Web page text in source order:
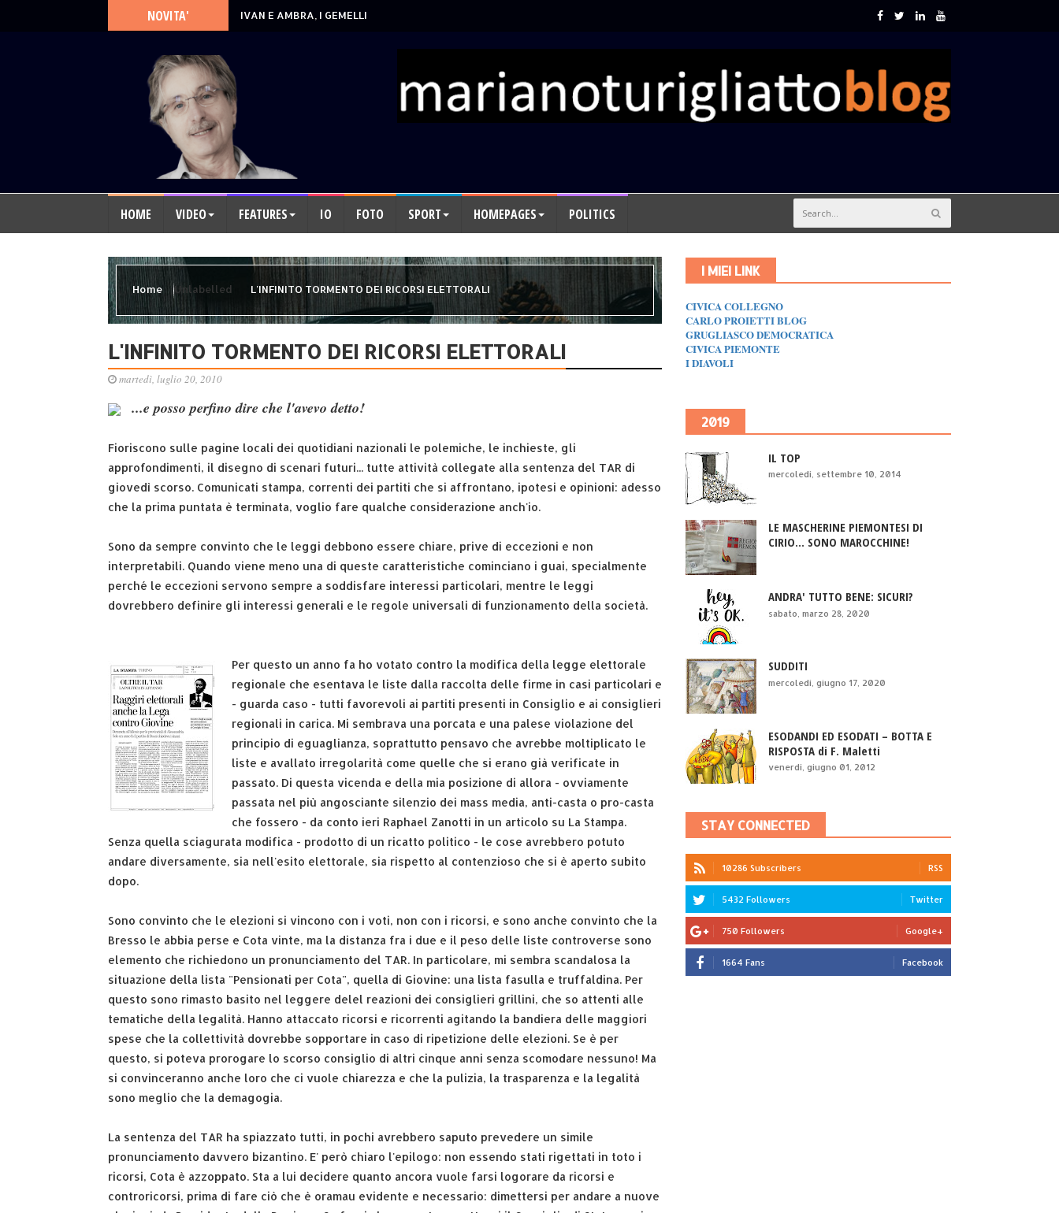
NOVITA' IVAN E AMBRA, I GEMELLI
HOME VIDEO FEATURES IO FOTO SPORT HOMEPAGES POLITICS
Home Unlabelled L'INFINITO TORMENTO DEI RICORSI ELETTORALI
L'INFINITO TORMENTO DEI RICORSI ELETTORALI
martedì, luglio 20, 2010
...e posso perfino dire che l'avevo detto!
Fioriscono sulle pagine locali dei quotidiani nazionali le polemiche, le inchieste, gli
approfondimenti, il disegno di scenari futuri... tutte attività collegate alla sentenza del TAR di
giovedì scorso. Comunicati stampa, correnti dei partiti che si affrontano, ipotesi e opinioni: adesso
che la prima puntata è terminata, voglio fare qualche considerazione anch'io.
Sono da sempre convinto che le leggi debbono essere chiare, prive di eccezioni e non
interpretabili. Quando viene meno una di queste caratteristiche cominciano i guai, specialmente
perché le eccezioni servono sempre a soddisfare interessi particolari, mentre le leggi
dovrebbero definire gli interessi generali e le regole universali di funzionamento della società.
Per questo un anno fa ho votato contro la modifica della legge elettorale
regionale che esentava le liste dalla raccolta delle firme in casi particolari e
- guarda caso - tutti favorevoli ai partiti presenti in Consiglio e ai consiglieri
regionali in carica. Mi sembrava una porcata e una palese violazione del
principio di eguaglianza, soprattutto pensavo che avrebbe moltiplicato le
liste e avallato irregolarità come quelle che si erano già verificate in
passato. Di questa vicenda e della mia posizione di allora - ovviamente
passata nel più angosciante silenzio dei mass media, anti-casta o pro-casta
che fossero - da conto ieri Raphael Zanotti in un articolo su La Stampa.
Senza quella sciagurata modifica - prodotto di un ricatto politico - le cose avrebbero potuto
andare diversamente, sia nell'esito elettorale, sia rispetto al contenzioso che si è aperto subito
dopo.
Sono convinto che le elezioni si vincono con i voti, non con i ricorsi, e sono anche convinto che la
Bresso le abbia perse e Cota vinte, ma la distanza fra i due e il peso delle liste controverse sono
elemento che richiedono un pronunciamento del TAR. In particolare, mi sembra scandalosa la
situazione della lista "Pensionati per Cota", quella di Giovine: una lista fasulla e truffaldina. Per
questo sono rimasto basito nel leggere delel reazioni dei consiglieri grillini, che so attenti alle
tematiche della legalità. Hanno attaccato ricorsi e ricorrenti agitando la bandiera delle maggiori
spese che la collettività dovrebbe sopportare in caso di ripetizione delle elezioni. Se è per
questo, si poteva prorogare lo scorso consiglio di altri cinque anni senza scomodare nessuno! Ma
si convinceranno anche loro che ci vuole chiarezza e che la pulizia, la trasparenza e la legalità
sono meglio che la demagogia.
La sentenza del TAR ha spiazzato tutti, in pochi avrebbero saputo prevedere un simile
pronunciamento davvero bizantino. E' però chiaro l'epilogo: non essendo stati rigettati in toto i
ricorsi, Cota è azzoppato. Sta a lui decidere quanto ancora vuole farsi logorare da ricorsi e
controricorsi, prima di fare ciò che è oramau evidente e necessario: dimettersi per andare a nuove
I MIEI LINK
CIVICA COLLEGNO
CARLO PROIETTI BLOG
GRUGLIASCO DEMOCRATICA
CIVICA PIEMONTE
I DIAVOLI
2019
IL TOP
mercoledì, settembre 10, 2014
LE MASCHERINE PIEMONTESI DI
CIRIO... SONO MAROCCHINE!
ANDRA' TUTTO BENE: SICURI?
sabato, marzo 28, 2020
SUDDITI
mercoledì, giugno 17, 2020
ESODANDI ED ESODATI – BOTTA E
RISPOSTA di F. Maletti
venerdì, giugno 01, 2012
STAY CONNECTED
10286 Subscribers RSS
5432 Followers Twitter
750 Followers Google+
1664 Fans Facebook